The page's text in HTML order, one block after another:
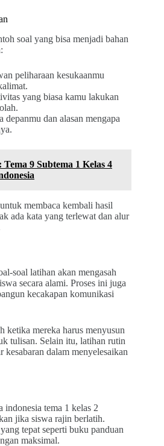
soal yang bisa menjadi bahan
peliharaan kesukaanmu
yang biasa kamu lakukan
depanmu dan alasan mengapa
9 Subtema 1 Kelas 4
membaca kembali hasil
ada kata yang terlewat dan alur
soal latihan akan mengasah
secara alami. Proses ini juga
kecakapan komunikasi
ketika mereka harus menyusun
tulisan. Selain itu, latihan rutin
kesabaran dalam menyelesaikan
indonesia tema 1 kelas 2
jika siswa rajin berlatih.
tepat seperti buku panduan
maksimal.